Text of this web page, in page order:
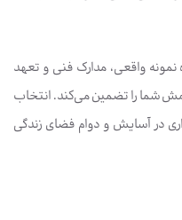
واقعی، مدارک فنی و تعهد
شما را تضمین می‌کند. انتخاب
در آسایش و دوام فضای زندگی